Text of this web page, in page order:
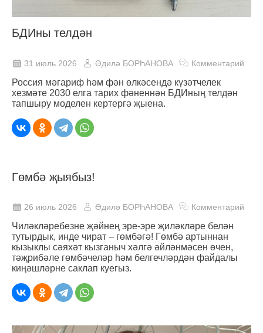
БДИны телдән
31 июль 2026 Әдилә БОРҺАНОВА Комментарий
Россия мәгариф һәм фән өлкәсендә күзәтчелек
хезмәте 2030 елга тарих фәненнән БДИның телдән
тапшыру моделен кертергә җыена.
Гөмбә җыябыз!
26 июль 2026 Әдилә БОРҺАНОВА Комментарий
Чиләкләребезне җәйнең эре-эре җиләкләре белән
тутырдык, инде чират – гөмбәгә! Гөмбә артыннан
кызыклы сәяхәт кызганыч хәлгә әйләнмәсен өчен,
тәҗрибәле гөмбәчеләр һәм белгечләрдән файдалы
киңәшләрне саклап куегыз.